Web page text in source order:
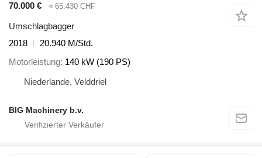
70.000 €
≈ 65.430 CHF
Umschlagbagger
2018
20.940 M/Std.
Motorleistung 140 kW (190 PS)
Niederlande, Velddriel
BIG Machinery b.v.